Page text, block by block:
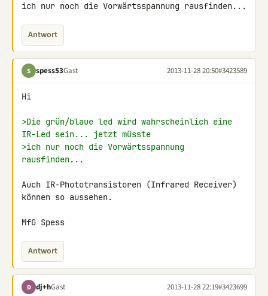
ich nur noch die Vorwärtsspannung rausfinden...
Antwort
S spess53Gast 2013-11-28 20:50#3423589
Hi
>Die grün/blaue led wird wahrscheinlich eine
IR-Led sein... jetzt müsste
>ich nur noch die Vorwärtsspannung
rausfinden...
Auch IR-Phototransistoren (Infrared Receiver)
können so aussehen.
MfG Spess
Antwort
D dj+hGast 2013-11-28 22:19#3423699